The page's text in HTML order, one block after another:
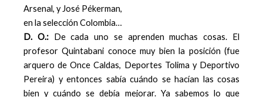
Arsenal, y José Pékerman,
en la selección Colombia…
D. O.:De cada uno se aprenden muchas cosas. El
profesor Quintabani conoce muy bien la posición (fue
arquero de Once Caldas, Deportes Tolima y Deportivo
Pereira) y entonces sabía cuándo se hacían las cosas
bien y cuándo se debía mejorar. Ya sabemos lo que